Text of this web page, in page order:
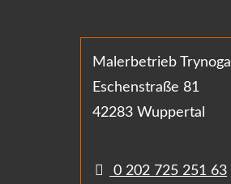
Malerbetrieb Trynoga
Eschenstraße 81
42283 Wuppertal
0 202 725 251 63